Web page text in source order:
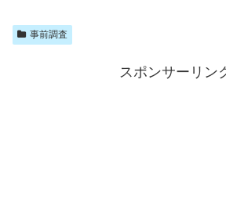
事前調査
スポンサーリン